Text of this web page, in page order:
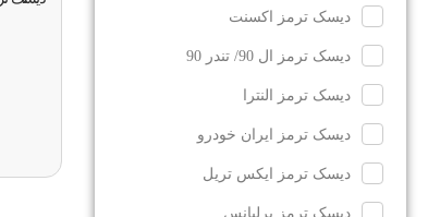
دیسک ترمز اکسنت
دیسک ترمز ال 90/ تندر 90
دیسک ترمز النترا
دیسک ترمز ایران خودرو
دیسک ترمز ایکس تریل
دیسک ترمز برلیانس